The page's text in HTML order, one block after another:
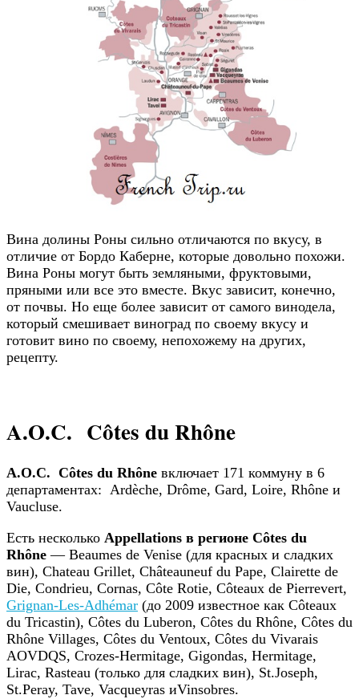
Вина долины Роны сильно отличаются по вкусу, в
отличие от Бордо Каберне, которые довольно похожи.
Вина Роны могут быть земляными, фруктовыми,
пряными или все это вместе. Вкус зависит, конечно,
от почвы. Но еще более зависит от самого винодела,
который смешивает виноград по своему вкусу и
готовит вино по своему, непохожему на других,
рецепту.
A.O.C. Côtes du Rhône
A.O.C. Côtes du Rhône включает 171 коммуну в 6
департаментах: Ardèche, Drôme, Gard, Loire, Rhône и
Vaucluse.
Есть несколько Аppellations в регионе Côtes du
Rhône— Beaumes de Venise (для красных и сладких
вин), Chateau Grillet, Châteauneuf du Pape, Clairette de
Die, Condrieu, Cornas, Côte Rotie, Côteaux de Pierrevert,
Grignan-Les-Adhémar (до 2009 известное как Côteaux
du Tricastin), Côtes du Luberon, Côtes du Rhône, Côtes du
Rhône Villages, Côtes du Ventoux, Côtes du Vivarais
AOVDQS, Crozes-Hermitage, Gigondas, Hermitage,
Lirac, Rasteau (только для сладких вин), St.Joseph,
St.Peray, Tave, Vacqueyras иVinsobres.